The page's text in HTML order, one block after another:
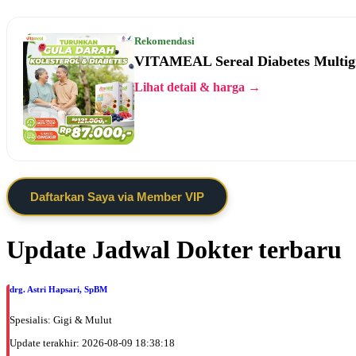
Rekomendasi
VITAMEAL Sereal Diabetes
Lihat detail & harga →
Daftarkan Saya via Member VIP
Update Jadwal Dokter terbaru
drg. Astri Hapsari, SpBM
Spesialis: Gigi & Mulut
Update terakhir: 2026-08-09 18:38:18